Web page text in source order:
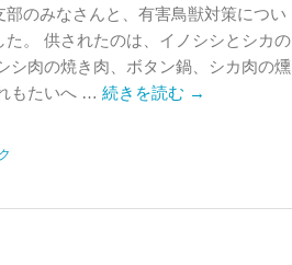
のみなさんと、有害鳥獣対策につい
。 供されたのは、イノシシとシカの
シ肉の焼き肉、ボタン鍋、シカ肉の燻
もたいへ … 続きを読む →